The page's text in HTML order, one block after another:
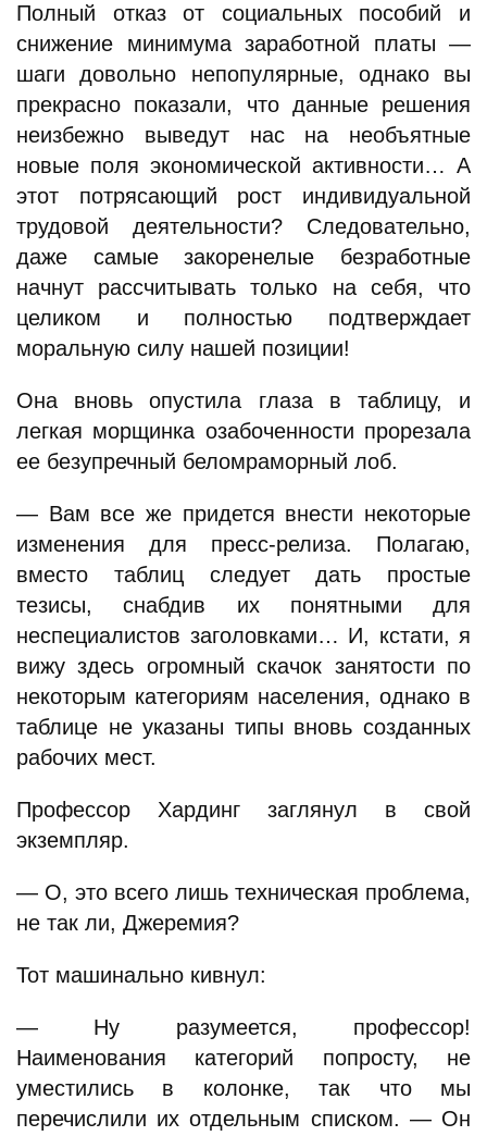
Полный отказ от социальных пособий и
снижение минимума заработной платы —
шаги довольно непопулярные, однако вы
прекрасно показали, что данные решения
неизбежно выведут нас на необъятные
новые поля экономической активности… А
этот потрясающий рост индивидуальной
трудовой деятельности? Следовательно,
даже самые закоренелые безработные
начнут рассчитывать только на себя, что
целиком и полностью подтверждает
моральную силу нашей позиции!
Она вновь опустила глаза в таблицу, и
легкая морщинка озабоченности прорезала
ее безупречный беломраморный лоб.
— Вам все же придется внести некоторые
изменения для пресс-релиза. Полагаю,
вместо таблиц следует дать простые
тезисы, снабдив их понятными для
неспециалистов заголовками… И, кстати, я
вижу здесь огромный скачок занятости по
некоторым категориям населения, однако в
таблице не указаны типы вновь созданных
рабочих мест.
Профессор Хардинг заглянул в свой
экземпляр.
— О, это всего лишь техническая проблема,
не так ли, Джеремия?
Тот машинально кивнул:
— Ну разумеется, профессор!
Наименования категорий попросту, не
уместились в колонке, так что мы
перечислили их отдельным списком. — Он